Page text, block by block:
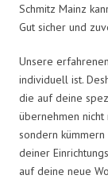
Schmitz Mainz
Gut sicher und
Unsere
individuell ist.
die auf deine
übernehmen
sondern
deiner
auf deine neue